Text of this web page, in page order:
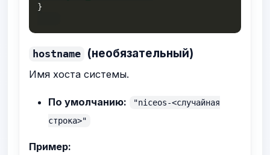
}
hostname (необязательный)
Имя хоста системы.
По умолчанию:
"niceos-<случайная
строка>"
Пример: